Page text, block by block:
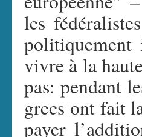
les
politiquement
vivre à la
pas: pendant
grecs ont fait
payer